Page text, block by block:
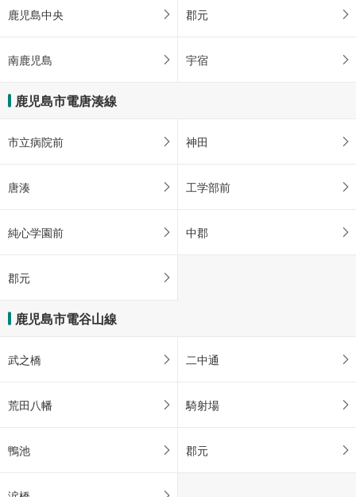
鹿児島中央 郡元
南鹿児島 宇宿
鹿児島市電唐湊線
市立病院前 神田
唐湊 工学部前
純心学園前 中郡
郡元
鹿児島市電谷山線
武之橋 二中通
荒田八幡 騎射場
鴨池 郡元